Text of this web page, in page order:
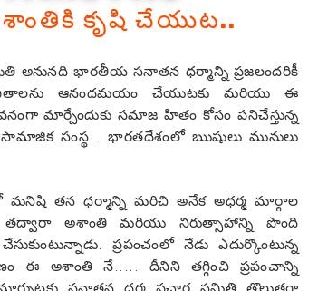
శాంతికి కృషి చేయుట..
అనునది భారతీయ సనాతన ధర్మాన్ని ప్రజలందరికీ
ఆనందమయం చేయుటకు మరియు ఈ
మార్చేందుకు సమాజ హితం కోసం పనిచేస్తున్న
సంస్థ . భారతదేశంలో ఋషులు మునులు
మనిషి తన ధర్మాన్ని మరిచి అనేక అధర్మ మార్గాల
తద్వారా అశాంతి మరియు నిరుత్సాహాన్ని పొంది
ప్రపంచంలో నేడు ఎదుర్కొంటున్న
ఈ అశాంతి నే..... దీనిని తగ్గించి ప్రపంచాన్ని